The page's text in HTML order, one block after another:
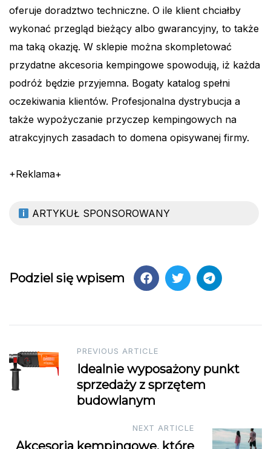
oferuje doradztwo techniczne. O ile klient chciałby
wykonać przegląd bieżący albo gwarancyjny, to także
ma taką okazję. W sklepie można skompletować
przydatne akcesoria kempingowe spowodują, iż każda
podróż będzie przyjemna. Bogaty katalog spełni
oczekiwania klientów. Profesjonalna dystrybucja a
także wypożyczanie przyczep kempingowych na
atrakcyjnych zasadach to domena opisywanej firmy.
+Reklama+
ARTYKUŁ SPONSOROWANY
Podziel się wpisem
Post
navigation
PREVIOUS ARTICLE
Idealnie wyposażony punkt
sprzedaży z sprzętem
budowlanym
NEXT ARTICLE
Akcesoria kempingowe, które